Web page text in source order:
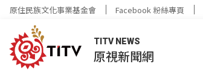
原住民族文化事業基金會 Facebook 粉絲專頁
TITV NEWS
原視新聞網